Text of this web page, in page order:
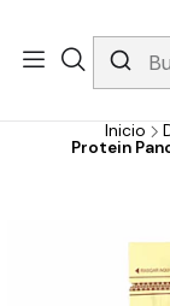
Whatsapp
gratis apartir de
Inicio
Protein